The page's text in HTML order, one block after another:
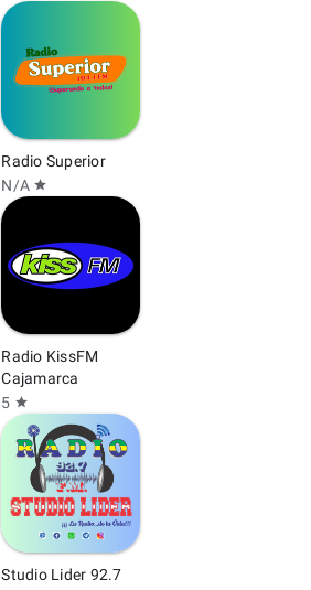
Radio Superior
N/A star
Radio KissFM
Cajamarca
5 star
Studio Lider 92.7